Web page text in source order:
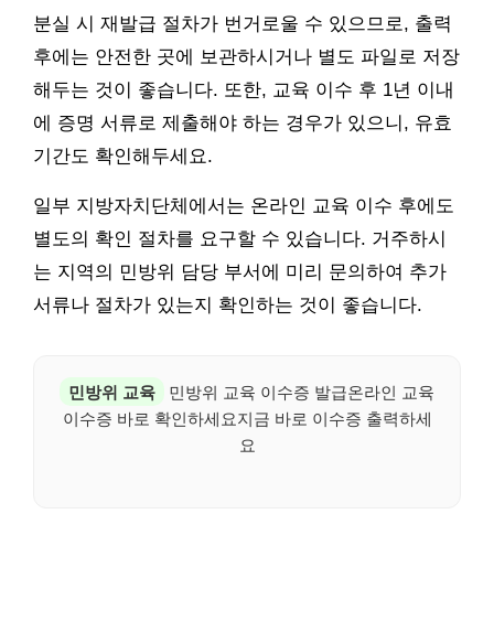
분실 시 재발급 절차가 번거로울 수 있으므로, 출력
후에는 안전한 곳에 보관하시거나 별도 파일로 저장
해두는 것이 좋습니다. 또한, 교육 이수 후 1년 이내
에 증명 서류로 제출해야 하는 경우가 있으니, 유효
기간도 확인해두세요.
일부 지방자치단체에서는 온라인 교육 이수 후에도
별도의 확인 절차를 요구할 수 있습니다. 거주하시
는 지역의 민방위 담당 부서에 미리 문의하여 추가
서류나 절차가 있는지 확인하는 것이 좋습니다.
민방위 교육
민방위 교육 이수증 발급온라인 교육
이수증 바로 확인하세요지금 바로 이수증 출력하세
요